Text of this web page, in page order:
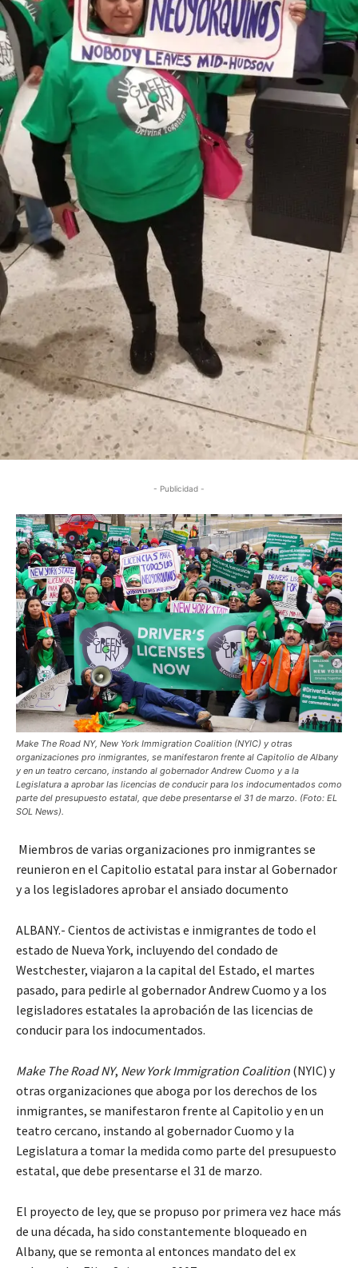
- Publicidad -
Make The Road NY, New York Immigration Coalition (NYIC) y otras
organizaciones pro inmigrantes, se manifestaron frente al Capitolio de Albany
y en un teatro cercano, instando al gobernador Andrew Cuomo y a la
Legislatura a aprobar las licencias de conducir para los indocumentados como
parte del presupuesto estatal, que debe presentarse el 31 de marzo. (Foto: EL
SOL News).
Miembros de varias organizaciones pro inmigrantes se
reunieron en el Capitolio estatal para instar al Gobernador
y a los legisladores aprobar el ansiado documento
ALBANY.- Cientos de activistas e inmigrantes de todo el
estado de Nueva York, incluyendo del condado de
Westchester, viajaron a la capital del Estado, el martes
pasado, para pedirle al gobernador Andrew Cuomo y a los
legisladores estatales la aprobación de las licencias de
conducir para los indocumentados.
Make The Road NY, New York Immigration Coalition (NYIC) y
otras organizaciones que aboga por los derechos de los
inmigrantes, se manifestaron frente al Capitolio y en un
teatro cercano, instando al gobernador Cuomo y la
Legislatura a tomar la medida como parte del presupuesto
estatal, que debe presentarse el 31 de marzo.
El proyecto de ley, que se propuso por primera vez hace más
de una década, ha sido constantemente bloqueado en
Albany, que se remonta al entonces mandato del ex